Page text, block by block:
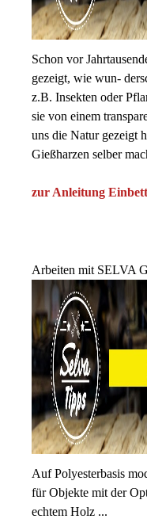
Schon vor
gezeigt, wie wun-
z.B. Insekten oder
sie von einem
uns die Natur gezeigt
Gießharzen selber
zur Anleitung
Arbeiten mit SELVA
Auf Polyesterbasis
für Objekte mit der
echtem Holz ...